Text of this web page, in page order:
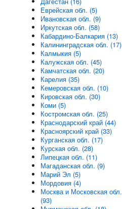
Еврейская обл. (5)
Ивановская обл. (9)
Иркутская обл. (58)
Кабардино-Балкария (13)
Калининградская обл. (17)
Калмыкия (5)
Калужская обл. (45)
Камчатская обл. (20)
Карелия (35)
Кемеровская обл. (10)
Кировская обл. (30)
Коми (5)
Костромская обл. (25)
Краснодарский край (44)
Красноярский край (33)
Курганская обл. (17)
Курская обл. (28)
Липецкая обл. (11)
Магаданская обл. (9)
Марий Эл (5)
Мордовия (4)
Москва и Московская обл.
(93)